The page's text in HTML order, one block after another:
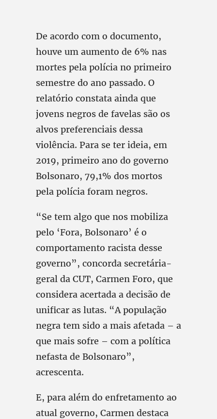
De acordo com o documento,
houve um aumento de 6% nas
mortes pela polícia no primeiro
semestre do ano passado. O
relatório constata ainda que
jovens negros de favelas são os
alvos preferenciais dessa
violência. Para se ter ideia, em
2019, primeiro ano do governo
Bolsonaro, 79,1% dos mortos
pela polícia foram negros.
“Se tem algo que nos mobiliza
pelo ‘Fora, Bolsonaro’ é o
comportamento racista desse
governo”, concorda secretária-
geral da CUT, Carmen Foro, que
considera acertada a decisão de
unificar as lutas. “A população
negra tem sido a mais afetada – a
que mais sofre – com a política
nefasta de Bolsonaro”,
acrescenta.
E, para além do enfretamento ao
atual governo, Carmen destaca